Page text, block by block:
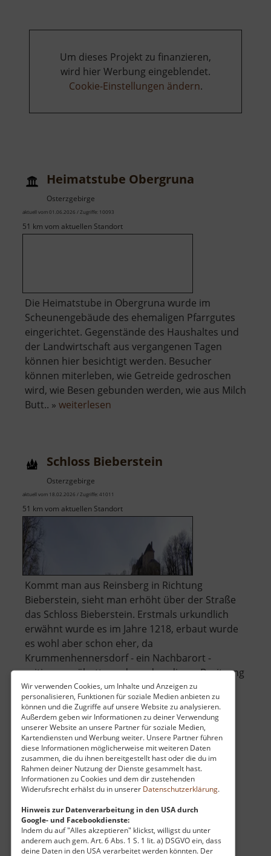
Wir verwenden Cookies, um Inhalte und Anzeigen zu
personalisieren, Funktionen für soziale Medien anbieten zu
können und die Zugriffe auf unsere Website zu analysieren.
Außerdem geben wir Informationen zu deiner Verwendung
unserer Website an unsere Partner für soziale Medien,
Kartendiensten und Werbung weiter. Unsere Partner führen
diese Informationen möglicherweise mit weiteren Daten
zusammen, die du ihnen bereitgestellt hast oder die du im
Rahmen deiner Nutzung der Dienste gesammelt hast.
Informationen zu Cookies und dem dir zustehenden
Widerufsrecht erhälst du in unserer Datenschutzerklärung.
Hinweis zur Datenverarbeitung in den USA durch
Google- und Facebookdienste:
Indem du auf "Alles akzeptieren" klickst, willigst du unter
anderem auch gem. Art. 6 Abs. 1 S. 1 lit. a) DSGVO ein, dass
deine Daten in den USA verarbeitet werden könnten. Der
Um dieses Projekt zu finanzieren,
wird hier Werbung eingeblendet.
Cookie-Einstellungen ändern.
Heimatstube Obergruna
Osterzgebirge
aktuell vom 01.06.2026 / Zugriffe: 10093
51 km vom aktuellen Standort
Die Heimatstube in Obergruna wurde im
Scheunengebäude des ehemaligen Pfarrgutes
eingerichtet. Gegenstände des Haushaltes und
der Landwirtschaft aus vergangenen Tagen
können hier besichtigt werden. Besucher
können miterleben, wie Getreide gedroschen
wird, wie Besen gebunden werden, wie aus Milch
Butt.. » weiterlesen
Schloss Bieberstein
Osterzgebirge
aktuell vom 18.02.2026 / Zugriffe: 41011
51 km vom aktuellen Standort
Kommt man aus Reinsberg in Richtung
Bieberstein, sieht man erhöht über der Straße
das Schloss Bieberstein. Erstmals urkundlich
erwähnt wurde es im Jahre 1218, erbaut wurde
es wohl aber schon eher, da
Krummenhennersdorf - ein Nachbarort -
zeitiger erwähntt wurde und zu dieser Besitzung
gehört. Umbaut.. »weiterlesenüber
Schloss
Bieberstein
Rothschönberger Stolln
Osterzgebirge
aktuell vom 26.04.2026 / Zugriffe: 46192
52 km vom aktuellen Standort